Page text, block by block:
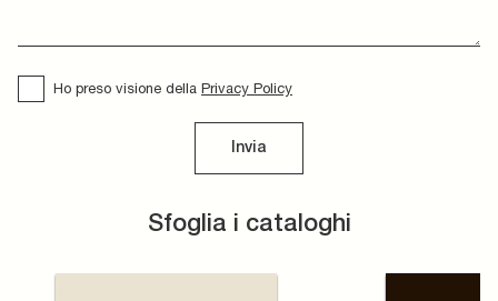
Sfoglia i cataloghi
Ho preso visione della Privacy Policy
Invia